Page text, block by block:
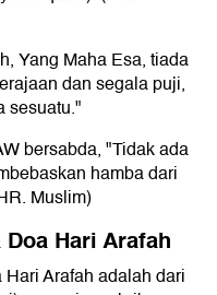
Yang Maha Esa, tiada
dan segala puji,
sesuatu."
bersabda, "Tidak ada
hamba dari
Muslim)
Hari Arafah
Arafah adalah dari